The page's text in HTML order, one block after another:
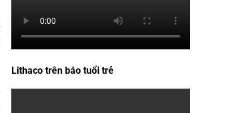
Lithaco trên báo tuổi trẻ